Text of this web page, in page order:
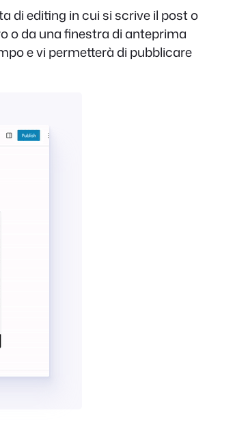
di editing in cui si scrive il post o
o da una finestra di anteprima
e vi permetterà di pubblicare